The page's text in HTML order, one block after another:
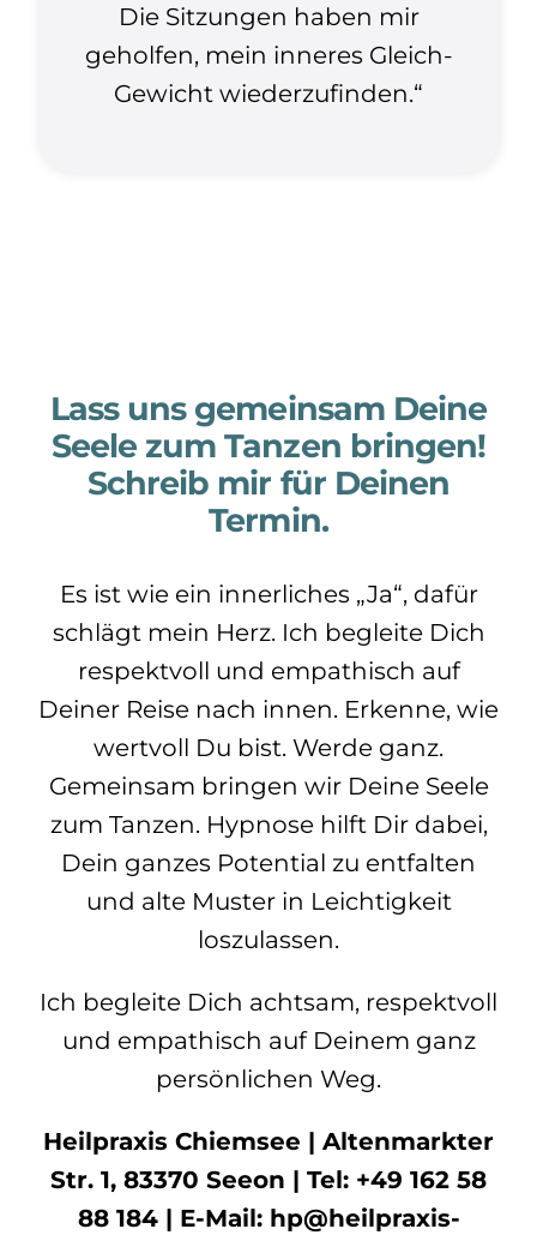
Die Sitzungen haben mir
geholfen, mein inneres Gleich-
Gewicht wiederzufinden.“
Lass uns gemeinsam Deine
Seele zum Tanzen bringen!
Schreib mir für Deinen
Termin.
Es ist wie ein innerliches „Ja“, dafür
schlägt mein Herz. Ich begleite Dich
respektvoll und empathisch auf
Deiner Reise nach innen. Erkenne, wie
wertvoll Du bist. Werde ganz.
Gemeinsam bringen wir Deine Seele
zum Tanzen. Hypnose hilft Dir dabei,
Dein ganzes Potential zu entfalten
und alte Muster in Leichtigkeit
loszulassen.
Ich begleite Dich achtsam, respektvoll
und empathisch auf Deinem ganz
persönlichen Weg.
Heilpraxis Chiemsee | Altenmarkter
Str. 1, 83370 Seeon | Tel: +49 162 58
88 184 | E-Mail: hp@heilpraxis-